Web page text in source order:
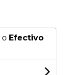
o Efectivo